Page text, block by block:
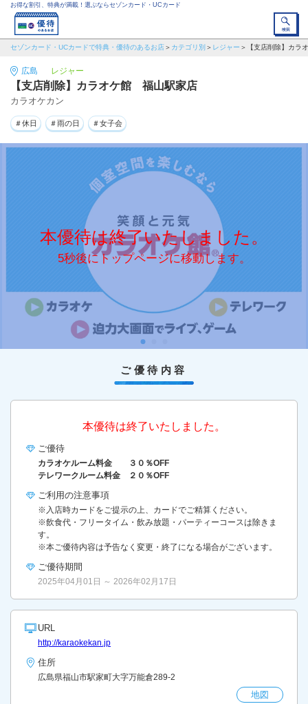
お得な割引、特典が満載！選ぶならセゾンカード・UCカード
セゾンカード・UCカードで特典・優待のあるお店 カテゴリ別 レジャー 【支店削除】カ
広島 レジャー
【支店削除】カラオケ館 福山駅家店
カラオケカン
＃休日 ＃雨の日 ＃女子会
本優待は終了いたしました。
5秒後にトップページに移動します。
ご優待内容
本優待は終了いたしました。
ご優待
カラオケルーム料金 ３０％OFF
テレワークルーム料金 ２０％OFF
ご利用の注意事項
※入店時カードをご提示の上、カードでご精算ください。
※飲食代・フリータイム・飲み放題・パーティーコースは除きま
す。
※本ご優待内容は予告なく変更・終了になる場合がございます。
ご優待期間
2025年04月01日 ～ 2026年02月17日
URL
http://karaokekan.jp
住所
広島県福山市駅家町大字万能倉289-2
地図